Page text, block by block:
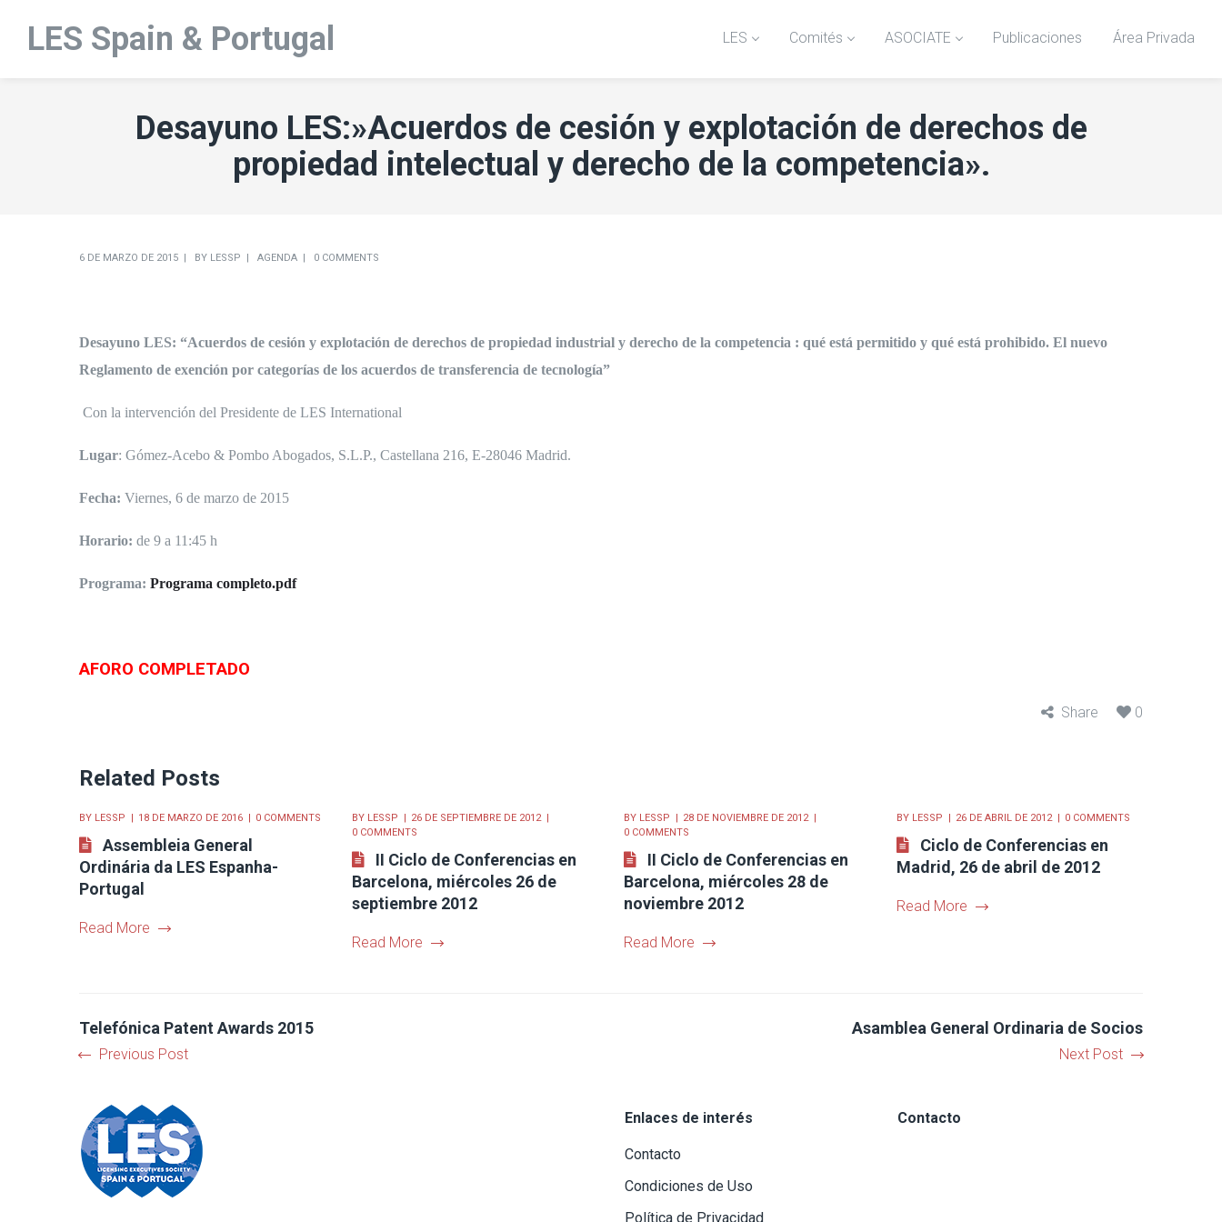
LES Spain & Portugal LES Comités ASOCIATE Publicaciones Área Privada
Desayuno LES:»Acuerdos de cesión y explotación de derechos de
propiedad intelectual y derecho de la competencia».
6 DE MARZO DE 2015 BY LESSP AGENDA 0 COMMENTS
Desayuno LES: “Acuerdos de cesión y explotación de derechos de propiedad industrial y derecho de la competencia : qué está permitido y qué está prohibido. El nuevo
Reglamento de exención por categorías de los acuerdos de transferencia de tecnología”
Con la intervención del Presidente de LES International
Lugar: Gómez-Acebo & Pombo Abogados, S.L.P., Castellana 216, E-28046 Madrid.
Fecha: Viernes, 6 de marzo de 2015
Horario: de 9 a 11:45 h
Programa: Programa completo.pdf
AFORO COMPLETADO
Share 0
Related Posts
BY LESSP 18 DE MARZO DE 2016 0 COMMENTS
Assembleia General
Ordinária da LES Espanha-
Portugal
Read More
BY LESSP
26 DE SEPTIEMBRE DE 2012
0 COMMENTS
II Ciclo de Conferencias en
Barcelona, miércoles 26 de
septiembre 2012
Read More
BY LESSP
28 DE NOVIEMBRE DE 2012
0 COMMENTS
II Ciclo de Conferencias en
Barcelona, miércoles 28 de
noviembre 2012
Read More
BY LESSP 26 DE ABRIL DE 2012 0 COMMENTS
Ciclo de Conferencias en
Madrid, 26 de abril de 2012
Read More
Telefónica Patent Awards 2015
Previous Post
Asamblea General Ordinaria de Socios
Next Post
Enlaces de interés
Contacto
Condiciones de Uso
Política de Privacidad
Contacto